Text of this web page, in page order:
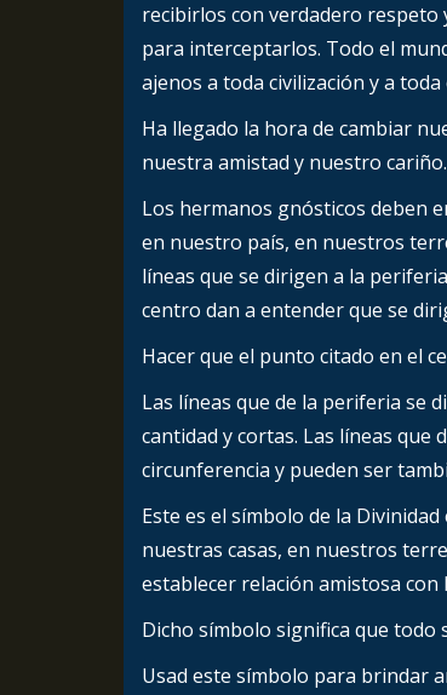
recibirlos con verdadero respeto
para interceptarlos. Todo el
ajenos a toda civilización y a toda
Ha llegado la hora de cambiar
nuestra amistad y nuestro
Los hermanos gnósticos deben
en nuestro país, en nuestros
líneas que se dirigen a la
centro dan a entender que se
Hacer que el punto citado en el
Las líneas que de la periferia se
cantidad y cortas. Las líneas que
circunferencia y pueden ser
Este es el símbolo de la
nuestras casas, en nuestros
establecer relación amistosa
Dicho símbolo significa que todo
Usad este símbolo para brindar